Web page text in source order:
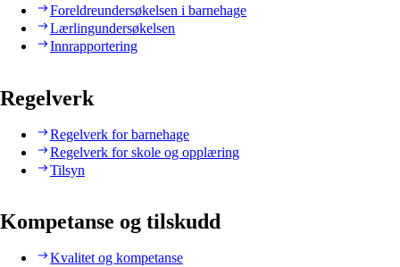
Foreldreundersøkelsen i barnehage
Lærlingundersøkelsen
Innrapportering
Regelverk
Regelverk for barnehage
Regelverk for skole og opplæring
Tilsyn
Kompetanse og tilskudd
Kvalitet og kompetanse